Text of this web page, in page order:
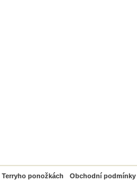
Terryho ponožkách Obchodní podmínky
PayPal